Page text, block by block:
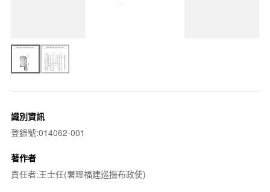
識別資訊
登錄號:014062-001
著作者
責任者:王士任(署理福建巡撫布政使)